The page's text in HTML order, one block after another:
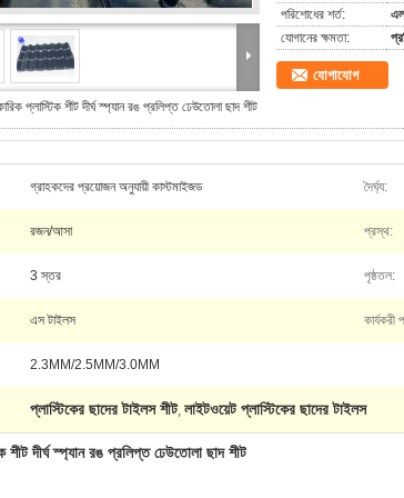
প্লাস্টিক শীট দীর্ঘ স্প্যান রঙ প্রলিপ্ত ঢেউতোলা ছাদ শীট
পরিশোধের শর্ত:
যোগানের ক্ষমতা:
যোগাযোগ
গ্রাহকদের প্রয়োজন অনুযায়ী কাস্টমাইজড দৈর্ঘ্য:
রজন/আসা প্রস্থ:
3 স্তর পৃষ্ঠতল:
এস টাইলস কার্যকরী
2.3MM/2.5MM/3.0MM
প্লাস্টিকের ছাদের টাইলস শীট, লাইটওয়েট প্লাস্টিকের ছাদের টাইলস
শীট দীর্ঘ স্প্যান রঙ প্রলিপ্ত ঢেউতোলা ছাদ শীট